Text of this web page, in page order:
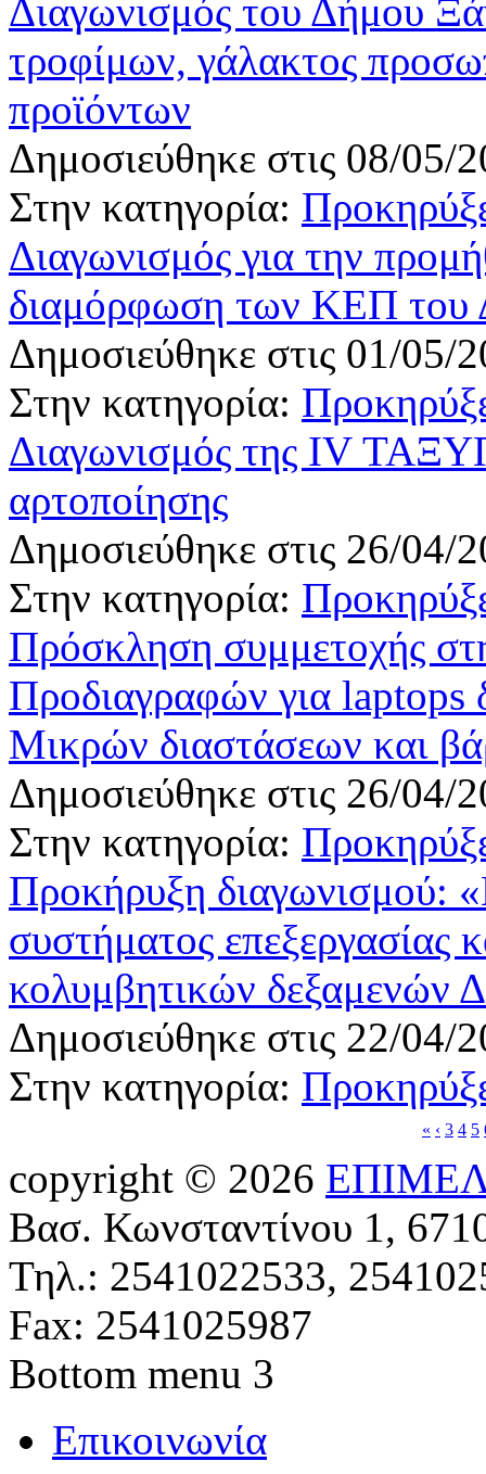
Διαγωνισμός του Δήμου
τροφίμων, γάλακτος
προϊόντων
Δημοσιεύθηκε στις 08/05/
Στην κατηγορία:
Διαγωνισμός για την
διαμόρφωση των ΚΕΠ του
Δημοσιεύθηκε στις 01/05/
Στην κατηγορία:
Διαγωνισμός της IV
αρτοποίησης
Δημοσιεύθηκε στις 26/04/
Στην κατηγορία:
Πρόσκληση συμμετοχής
Προδιαγραφών για
Μικρών διαστάσεων και
Δημοσιεύθηκε στις 26/04/
Στην κατηγορία:
Προκήρυξη διαγωνισμού:
συστήματος επεξεργασίας
κολυμβητικών δεξαμενών
Δημοσιεύθηκε στις 22/04/
Στην κατηγορία:
« ‹ 3 4 5
copyright © 2026
Βασ. Κωνσταντίνου 1,
Τηλ.: 2541022533,
Fax: 2541025987
Bottom menu 3
Επικοινωνία